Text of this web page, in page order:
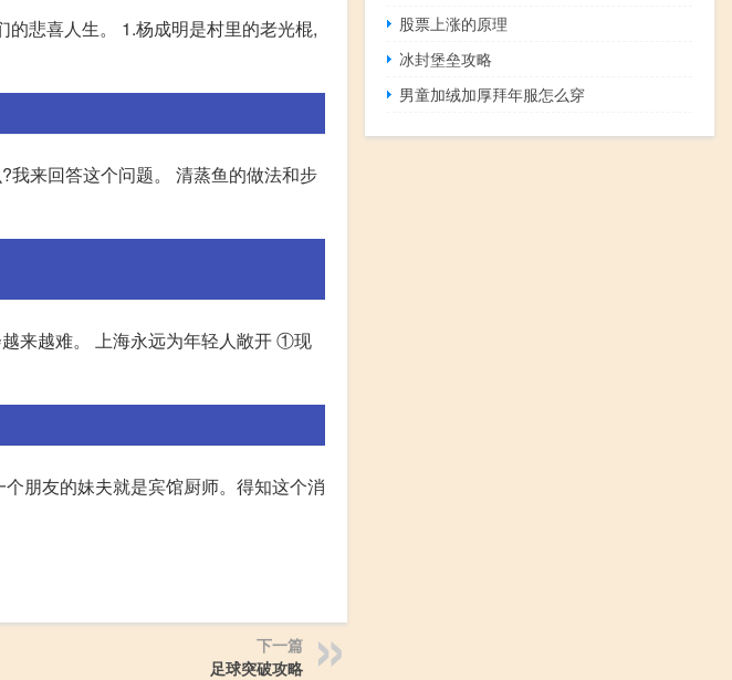
悲喜人生。 1.杨成明是村里的老光棍,
我来回答这个问题。 清蒸鱼的做法和步
来越难。 上海永远为年轻人敞开 ①现
朋友的妹夫就是宾馆厨师。得知这个消
下一篇
足球突破攻略
股票上涨的原理
冰封堡垒攻略
男童加绒加厚拜年服怎么穿